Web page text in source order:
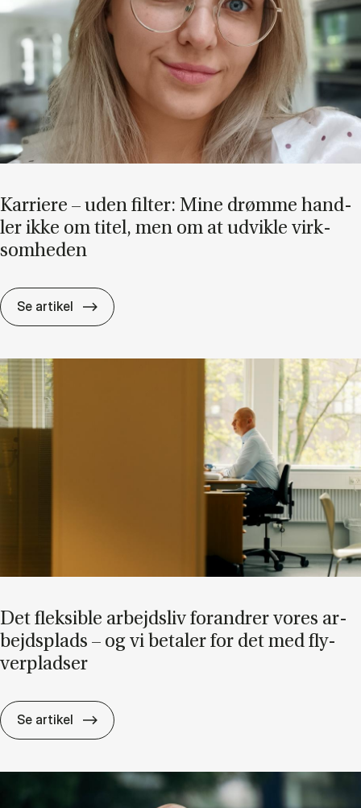
Kar­ri­e­re – uden fil­ter: Mine drøm­me hand­
ler ikke om ti­tel, men om at ud­vik­le virk­
som­he­den
Se artikel Kar­ri­e­re – uden fil­ter: Mine drøm­me
Det flek­sib­le ar­bejds­liv for­an­drer vo­res ar­
bejds­plads – og vi be­ta­ler for det med fly­
ver­plad­ser
Se artikel Det flek­sib­le ar­bejds­liv for­an­drer vo­res